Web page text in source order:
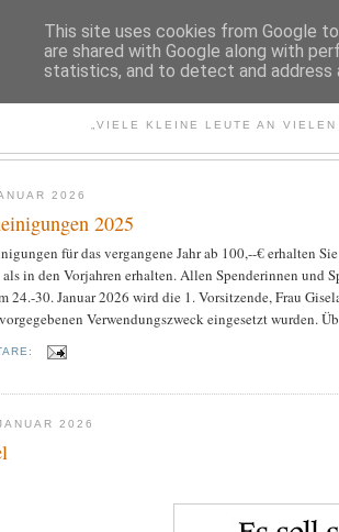
„VIELE KLEINE LEUTE AN
2026
2025
für das vergangene Jahr ab 100,--€ erhalten
als in den Vorjahren erhalten. Allen Spenderinnen
24.-30. Januar 2026 wird die 1. Vorsitzende, Frau
Verwendungszweck eingesetzt wurden.
2026
This site uses cookies from Google
are shared with Google along with
statistics, and to detect and address